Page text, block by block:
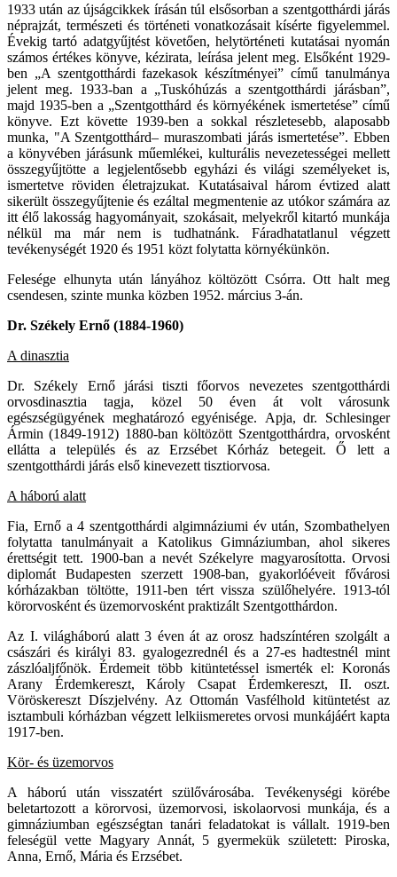
1933 után az újságcikkek írásán túl elsősorban a szentgotthárdi járás
néprajzát, természeti és történeti vonatkozásait kísérte figyelemmel.
Évekig tartó adatgyűjtést követően, helytörténeti kutatásai nyomán
számos értékes könyve, kézirata, leírása jelent meg. Elsőként 1929-
ben „A szentgotthárdi fazekasok készítményei” című tanulmánya
jelent meg. 1933-ban a „Tuskóhúzás a szentgotthárdi járásban”,
majd 1935-ben a „Szentgotthárd és környékének ismertetése” című
könyve. Ezt követte 1939-ben a sokkal részletesebb, alaposabb
munka, "A Szentgotthárd– muraszombati járás ismertetése”. Ebben
a könyvében járásunk műemlékei, kulturális nevezetességei mellett
összegyűjtötte a legjelentősebb egyházi és világi személyeket is,
ismertetve röviden életrajzukat. Kutatásaival három évtized alatt
sikerült összegyűjtenie és ezáltal megmentenie az utókor számára az
itt élő lakosság hagyományait, szokásait, melyekről kitartó munkája
nélkül ma már nem is tudhatnánk. Fáradhatatlanul végzett
tevékenységét 1920 és 1951 közt folytatta környékünkön.
Felesége elhunyta után lányához költözött Csórra. Ott halt meg
csendesen, szinte munka közben 1952. március 3-án.
Dr. Székely Ernő (1884-1960)
A dinasztia
Dr. Székely Ernő járási tiszti főorvos nevezetes szentgotthárdi
orvosdinasztia tagja, közel 50 éven át volt városunk
egészségügyének meghatározó egyénisége. Apja, dr. Schlesinger
Ármin (1849-1912) 1880-ban költözött Szentgotthárdra, orvosként
ellátta a település és az Erzsébet Kórház betegeit. Ő lett a
szentgotthárdi járás első kinevezett tisztiorvosa.
A háború alatt
Fia, Ernő a 4 szentgotthárdi algimnáziumi év után, Szombathelyen
folytatta tanulmányait a Katolikus Gimnáziumban, ahol sikeres
érettségit tett. 1900-ban a nevét Székelyre magyarosította. Orvosi
diplomát Budapesten szerzett 1908-ban, gyakorlóéveit fővárosi
kórházakban töltötte, 1911-ben tért vissza szülőhelyére. 1913-tól
körorvosként és üzemorvosként praktizált Szentgotthárdon.
Az I. világháború alatt 3 éven át az orosz hadszíntéren szolgált a
császári és királyi 83. gyalogezrednél és a 27-es hadtestnél mint
zászlóaljfőnök. Érdemeit több kitüntetéssel ismerték el: Koronás
Arany Érdemkereszt, Károly Csapat Érdemkereszt, II. oszt.
Vöröskereszt Díszjelvény. Az Ottomán Vasfélhold kitüntetést az
isztambuli kórházban végzett lelkiismeretes orvosi munkájáért kapta
1917-ben.
Kör- és üzemorvos
A háború után visszatért szülővárosába. Tevékenységi körébe
beletartozott a körorvosi, üzemorvosi, iskolaorvosi munkája, és a
gimnáziumban egészségtan tanári feladatokat is vállalt. 1919-ben
feleségül vette Magyary Annát, 5 gyermekük született: Piroska,
Anna, Ernő, Mária és Erzsébet.